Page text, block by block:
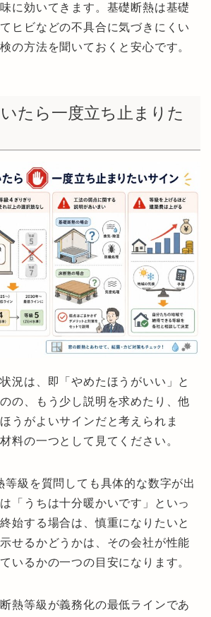
に効いてきます。基礎断熱は基礎
ヒビなどの不具合に気づきにくい
の方法を聞いておくと安心です。
たら一度立ち止まりた
況は、即「やめたほうがいい」と
の、もう少し説明を求めたり、他
うがよいサインだと考えられま
料の一つとして見てください。
等級を質問しても具体的な数字が出
「うちは十分暖かいです」といっ
始する場合は、慎重になりたいと
せるかどうかは、その会社が性能
いるかの一つの目安になります。
熱等級が義務化の最低ラインであ